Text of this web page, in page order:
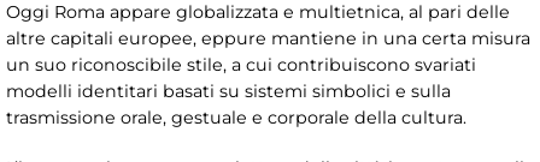
Oggi Roma appare globalizzata e multietnica, al pari delle
altre capitali europee, eppure mantiene in una certa misura
un suo riconoscibile stile, a cui contribuiscono svariati
modelli identitari basati su sistemi simbolici e sulla
trasmissione orale, gestuale e corporale della cultura.